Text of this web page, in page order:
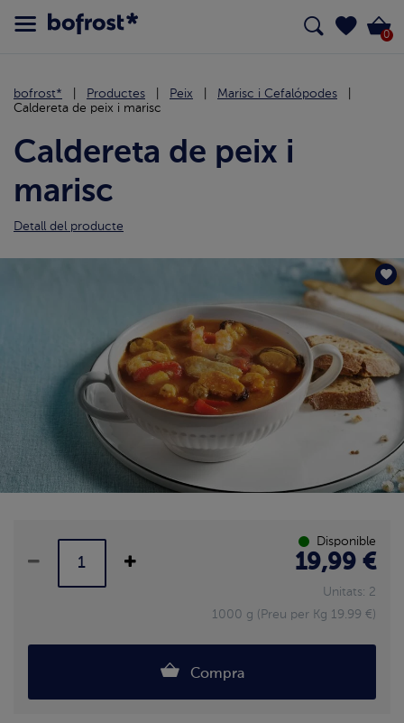
0
bofrost* Productes Peix
Marisc i Cefalópodes
Caldereta de peix i marisc
Caldereta de peix i
marisc
Detall del producte
Disponible
19,99 €
Unitats: 2
1000 g (Preu per Kg 19.99 €)
Compra